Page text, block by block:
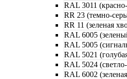
RAL 3011
RR 23 (темно-
RR 11 (зеленая
RAL 6005
RAL 5005
RAL 5021
RAL 5024
RAL 6002